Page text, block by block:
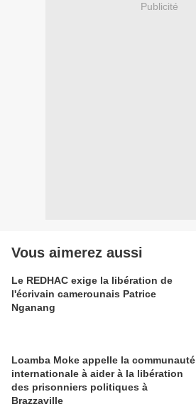
Publicité
Vous aimerez aussi
Le REDHAC exige la libération de
l'écrivain camerounais Patrice
Nganang
Loamba Moke appelle la communauté
internationale à aider à la libération
des prisonniers politiques à
Brazzaville